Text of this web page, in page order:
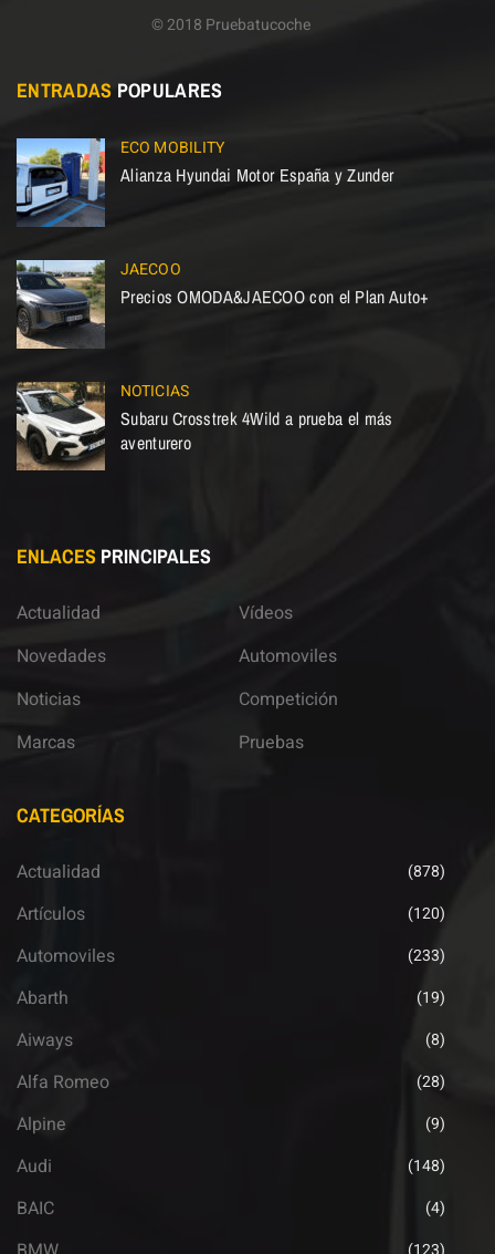
© 2018 Pruebatucoche
ENTRADAS POPULARES
ECO MOBILITY
Alianza Hyundai Motor España y Zunder
JAECOO
Precios OMODA&JAECOO con el Plan Auto+
NOTICIAS
Subaru Crosstrek 4Wild a prueba el más
aventurero
ENLACES PRINCIPALES
Actualidad
Novedades
Noticias
Marcas
Vídeos
Automoviles
Competición
Pruebas
CATEGORÍAS
Actualidad (878)
Artículos (120)
Automoviles (233)
Abarth (19)
Aiways (8)
Alfa Romeo (28)
Alpine (9)
Audi (148)
BAIC (4)